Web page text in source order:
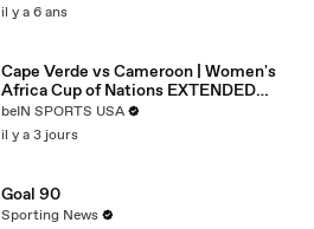
il y a 6 ans
Cape Verde vs Cameroon | Women's
Africa Cup of Nations EXTENDED
HIGHLIGHTS | 08062026 |
beINSportsUSA
beIN SPORTS USA
il y a 3 jours
Goal 90
Sporting News